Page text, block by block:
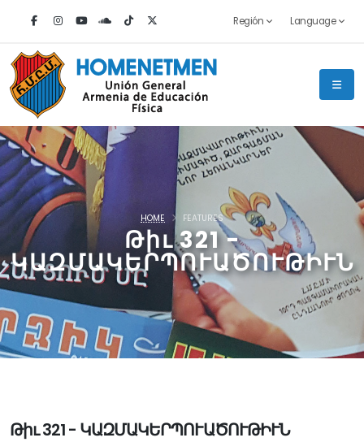
Región Language
Թիւ 321 -
ԿԱԶՄԱԿԵՐՊՈՒԱԾՈՒԹԻՒՆ
HOME FEATURES
Թիւ 321 - ԿԱԶՄԱԿԵՐՊՈՒԱԾՈՒԹԻՒՆ